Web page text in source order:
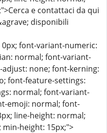
e contattaci da qui
disponibili
font-variant-numeric:
normal; font-variant-
none; font-kerning:
font-feature-settings:
normal; font-variant-
emoji: normal; font-
line-height: normal;
height: 15px;">